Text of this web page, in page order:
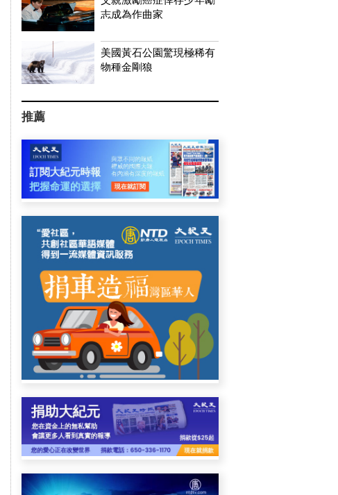
志成為作曲家
美國黃石公園驚現極稀有
物種金剛狼
推薦